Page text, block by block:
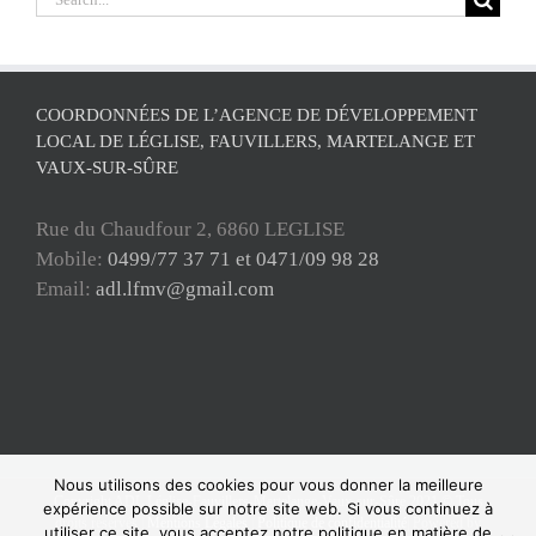
COORDONNÉES DE L’AGENCE DE DÉVELOPPEMENT
LOCAL DE LÉGLISE, FAUVILLERS, MARTELANGE ET
VAUX-SUR-SÛRE
Rue du Chaudfour 2, 6860 LEGLISE
Mobile: 0499/77 37 71 et 0471/09 98 28
Email: adl.lfmv@gmail.com
Copyright ADL Léglise-Fauvillers-Martelange-Vaux-sur-Sûre 2021 © Tous
droits réservés |
Politique de confidentialité | Powered by
Nous utilisons des cookies pour vous donner la meilleure
expérience possible sur notre site web. Si vous continuez à